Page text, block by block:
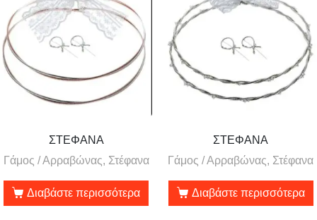
ΣΤΕΦΑΝΑ
Γάμος / Αρραβώνας, Στέφανα
Διαβάστε περισσότερα
ΣΤΕΦΑΝΑ
Γάμος / Αρραβώνας, Στέφανα
Διαβάστε περισσότερα